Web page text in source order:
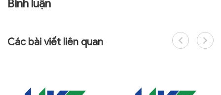
Bình luận
Các bài viết liên quan